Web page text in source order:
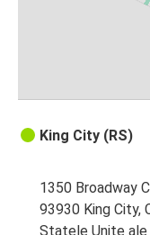
King City (RS)
1350 Broadway
93930 King City,
Statele Unite ale